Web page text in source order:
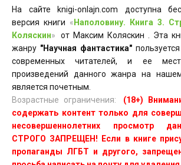
На сайте knigi-onlajn.com доступна
версия книги « Наполовину. Книга 3.
Коляскин»
от Максим Коляскин . Эта
жанру "Научная фантастика"
современных читателей, и ее
произведений данного жанра на
является почетным.
Возрастные ограничения:
(18+)
содержать контент только для
несовершеннолетних просмотр
СТРОГО ЗАПРЕЩЕН! Если в книге
пропаганды ЛГБТ и другого,